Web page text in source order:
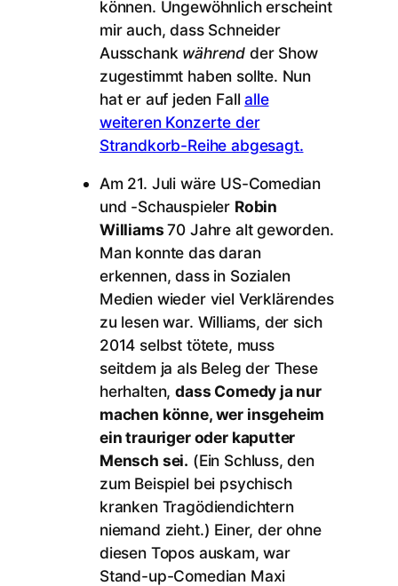
können. Ungewöhnlich erscheint
mir auch, dass Schneider
Ausschank während der Show
zugestimmt haben sollte. Nun
hat er auf jeden Fallalle
weiteren Konzerte der
Strandkorb-Reihe abgesagt.
Am 21. Juli wäre US-Comedian
und -Schauspieler Robin
Williams70 Jahre alt geworden.
Man konnte das daran
erkennen, dass in Sozialen
Medien wieder viel Verklärendes
zu lesen war. Williams, der sich
2014 selbst tötete, muss
seitdem ja als Beleg der These
herhalten,dass Comedy ja nur
machen könne, wer insgeheim
ein trauriger oder kaputter
Mensch sei. (Ein Schluss, den
zum Beispiel bei psychisch
kranken Tragödiendichtern
niemand zieht.) Einer, der ohne
diesen Topos auskam, war
Stand-up-Comedian Maxi